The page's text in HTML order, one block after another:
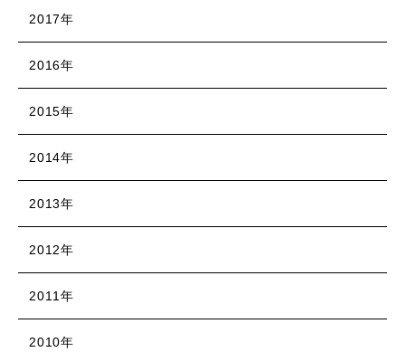
2017年
2016年
2015年
2014年
2013年
2012年
2011年
2010年